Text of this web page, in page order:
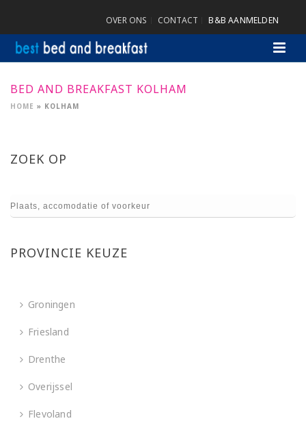
OVER ONS CONTACT B&B AANMELDEN
BED AND BREAKFAST KOLHAM
HOME » KOLHAM
ZOEK OP
PROVINCIE KEUZE
Groningen
Friesland
Drenthe
Overijssel
Flevoland